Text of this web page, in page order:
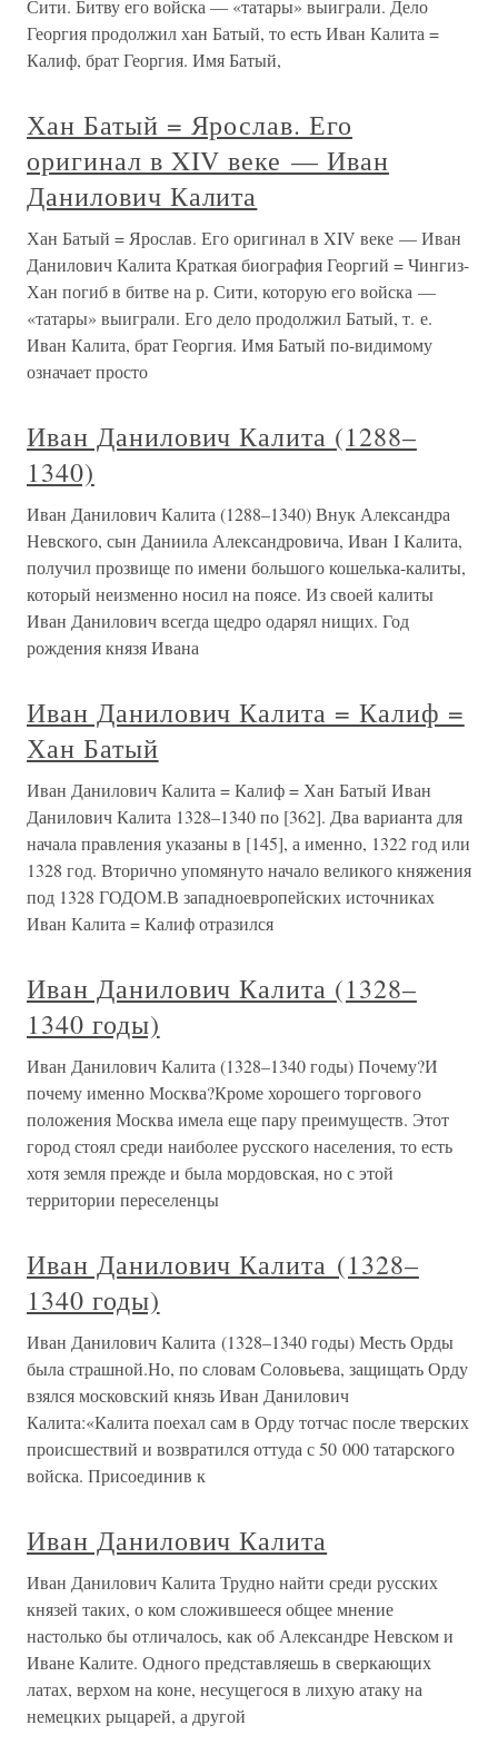
Сити. Битву его войска — «татары» выиграли. Дело
Георгия продолжил хан Батый, то есть Иван Калита =
Калиф, брат Георгия. Имя Батый,
Хан Батый = Ярослав. Его
оригинал в XIV веке — Иван
Данилович Калита
Хан Батый = Ярослав. Его оригинал в XIV веке — Иван
Данилович Калита Краткая биография Георгий = Чингиз-
Хан погиб в битве на р. Сити, которую его войска —
«татары» выиграли. Его дело продолжил Батый, т. е.
Иван Калита, брат Георгия. Имя Батый по-видимому
означает просто
Иван Данилович Калита (1288–
1340)
Иван Данилович Калита (1288–1340) Внук Александра
Невского, сын Даниила Александровича, Иван I Калита,
получил прозвище по имени большого кошелька-калиты,
который неизменно носил на поясе. Из своей калиты
Иван Данилович всегда щедро одарял нищих. Год
рождения князя Ивана
Иван Данилович Калита = Калиф =
Хан Батый
Иван Данилович Калита = Калиф = Хан Батый Иван
Данилович Калита 1328–1340 по [362]. Два варианта для
начала правления указаны в [145], а именно, 1322 год или
1328 год. Вторично упомянуто начало великого княжения
под 1328 ГОДОМ.В западноевропейских источниках
Иван Калита = Калиф отразился
Иван Данилович Калита (1328–
1340 годы)
Иван Данилович Калита (1328–1340 годы) Почему?И
почему именно Москва?Кроме хорошего торгового
положения Москва имела еще пару преимуществ. Этот
город стоял среди наиболее русского населения, то есть
хотя земля прежде и была мордовская, но с этой
территории переселенцы
Иван Данилович Калита (1328–
1340 годы)
Иван Данилович Калита (1328–1340 годы) Месть Орды
была страшной.Но, по словам Соловьева, защищать Орду
взялся московский князь Иван Данилович
Калита:«Калита поехал сам в Орду тотчас после тверских
происшествий и возвратился оттуда с 50 000 татарского
войска. Присоединив к
Иван Данилович Калита
Иван Данилович Калита Трудно найти среди русских
князей таких, о ком сложившееся общее мнение
настолько бы отличалось, как об Александре Невском и
Иване Калите. Одного представляешь в сверкающих
латах, верхом на коне, несущегося в лихую атаку на
немецких рыцарей, а другой